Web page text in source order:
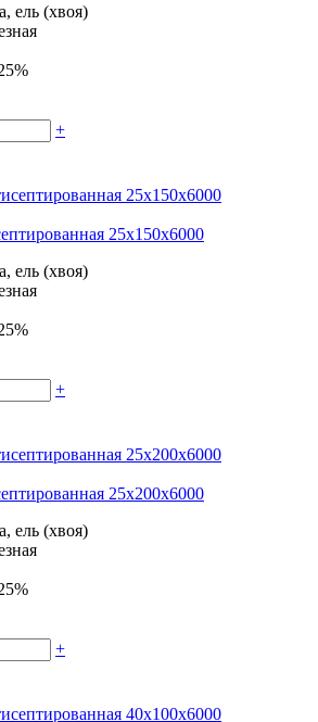
ель (хвоя)
+
25х150х6000
ель (хвоя)
+
25х200х6000
ель (хвоя)
+